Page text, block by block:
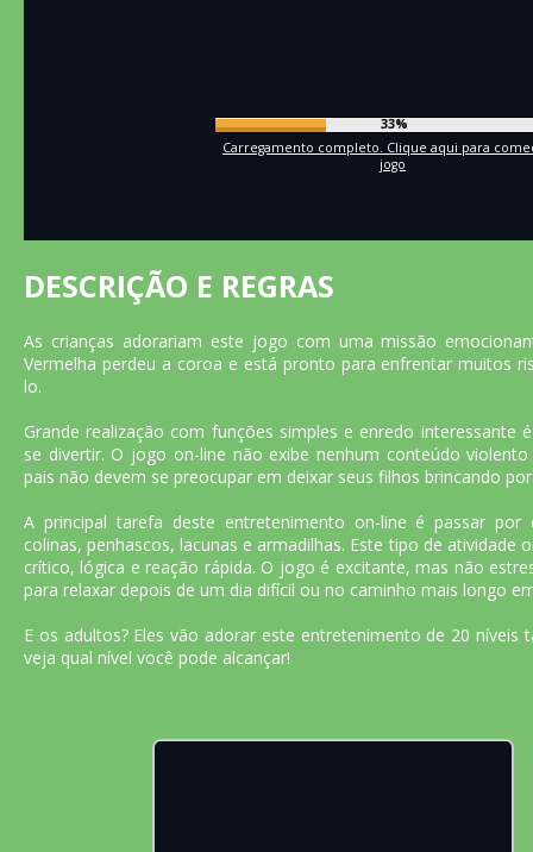
36%
Carregamento completo. Clique aqui para
jogo
DESCRIÇÃO E REGRAS
As crianças adorariam este jogo com uma missão
Vermelha perdeu a coroa e está pronto para enfrentar muitos
lo.
Grande realização com funções simples e enredo interessante
se divertir. O jogo on-line não exibe nenhum conteúdo
pais não devem se preocupar em deixar seus filhos brincando
A principal tarefa deste entretenimento on-line é passar por
colinas, penhascos, lacunas e armadilhas. Este tipo de atividade
crítico, lógica e reação rápida. O jogo é excitante, mas não
para relaxar depois de um dia difícil ou no caminho mais longo
E os adultos? Eles vão adorar este entretenimento de 20 níveis
veja qual nível você pode alcançar!